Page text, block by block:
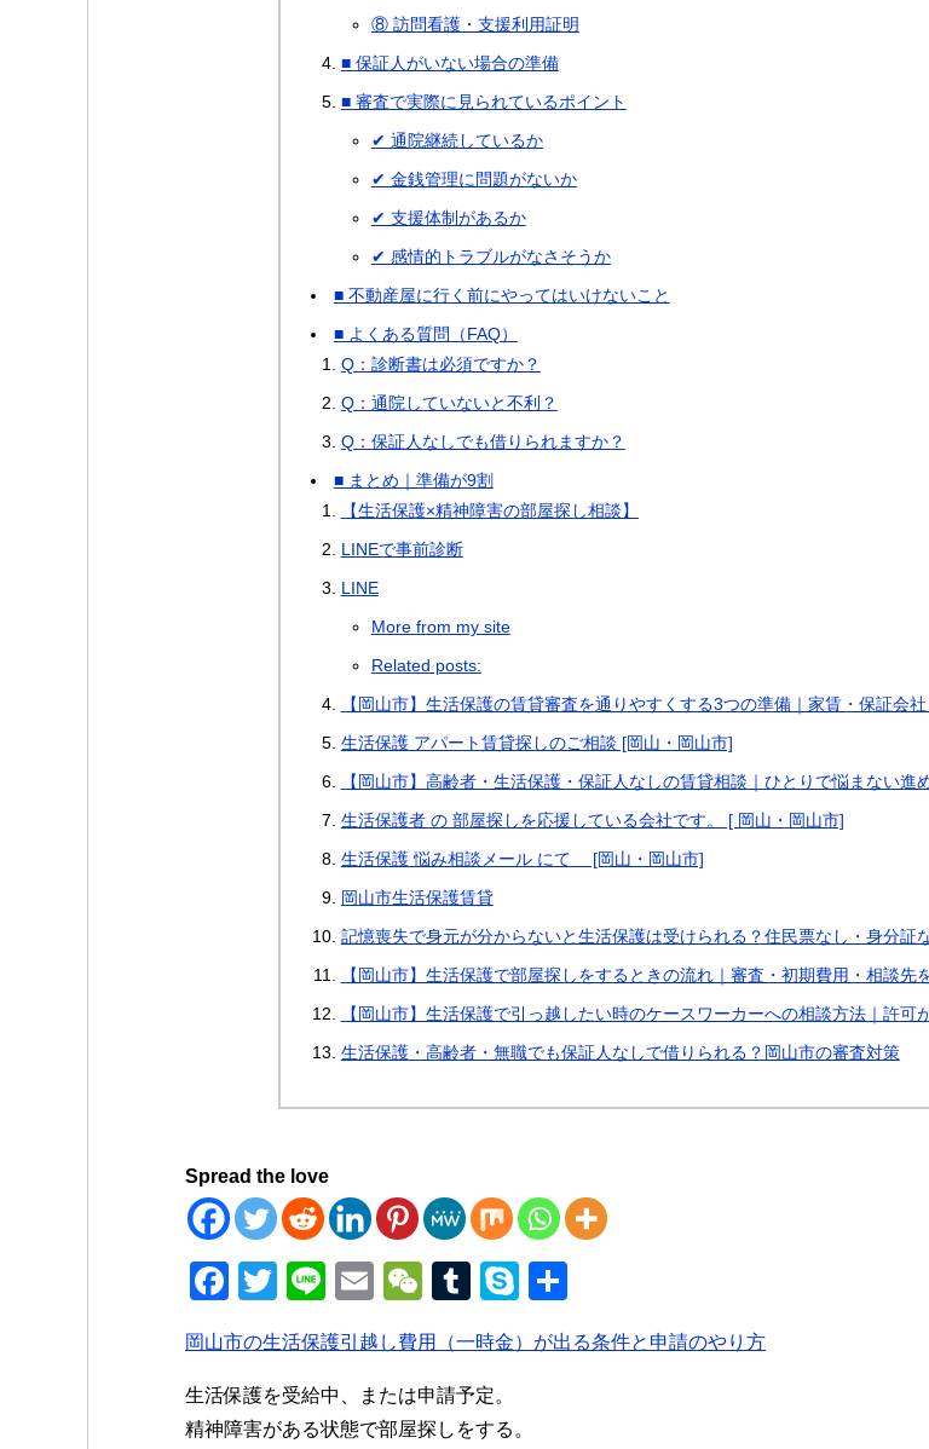
⑧ 訪問看護・支援利用証明
■ 保証人がいない場合の準備
■ 審査で実際に見られているポイント
✔ 通院継続しているか
✔ 金銭管理に問題がないか
✔ 支援体制があるか
✔ 感情的トラブルがなさそうか
■ 不動産屋に行く前にやってはいけないこと
■ よくある質問（FAQ）
Q：診断書は必須ですか？
Q：通院していないと不利？
Q：保証人なしでも借りられますか？
■ まとめ｜準備が9割
【生活保護×精神障害の部屋探し相談】
LINEで事前診断
LINE
More from my site
Related posts:
【岡山市】生活保護の賃貸審査を通りやすくする3つの準備｜家賃・保証会
生活保護 アパート賃貸探しのご相談 [岡山・岡山市]
【岡山市】高齢者・生活保護・保証人なしの賃貸相談｜ひとりで悩まない進
生活保護者 の 部屋探しを応援している会社です。 [ 岡山・岡山市]
生活保護 悩み相談メール にて [岡山・岡山市]
岡山市生活保護賃貸
記憶喪失で身元が分からないと生活保護は受けられる？住民票なし・身分証
【岡山市】生活保護で部屋探しをするときの流れ｜審査・初期費用・相談先
【岡山市】生活保護で引っ越したい時のケースワーカーへの相談方法｜許可
生活保護・高齢者・無職でも保証人なしで借りられる？岡山市の審査対策
Spread the love
F
a
c
e
b
T
tt
er
Li
n
e
E
m
ail
W
C
h
at
T
u
m
bl
r
S
p
岡山市の生活保護引越し費用（一時金）が出る条件と申請のやり方
生活保護を受給中、または申請予定。
精神障害がある状態で部屋探しをする。